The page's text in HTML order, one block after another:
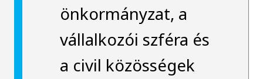
önkormányzat, a
vállalkozói szféra és
a civil közösségek